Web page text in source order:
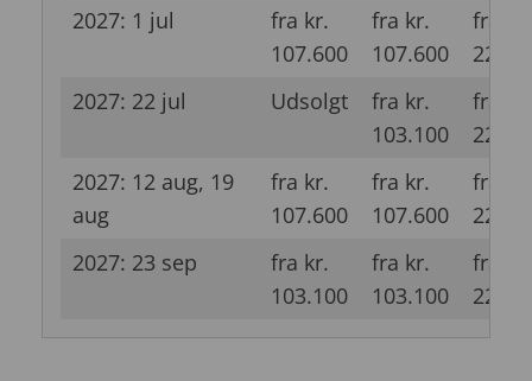
2027: 1 jul
fra kr.
107.600
fra kr.
107.600
fra kr.
2027: 22 jul
Udsolgt
fra kr.
103.100
fra kr.
2027: 12 aug, 19
aug
fra kr.
107.600
fra kr.
107.600
fra kr.
2027: 23 sep
fra kr.
103.100
fra kr.
103.100
fra kr.